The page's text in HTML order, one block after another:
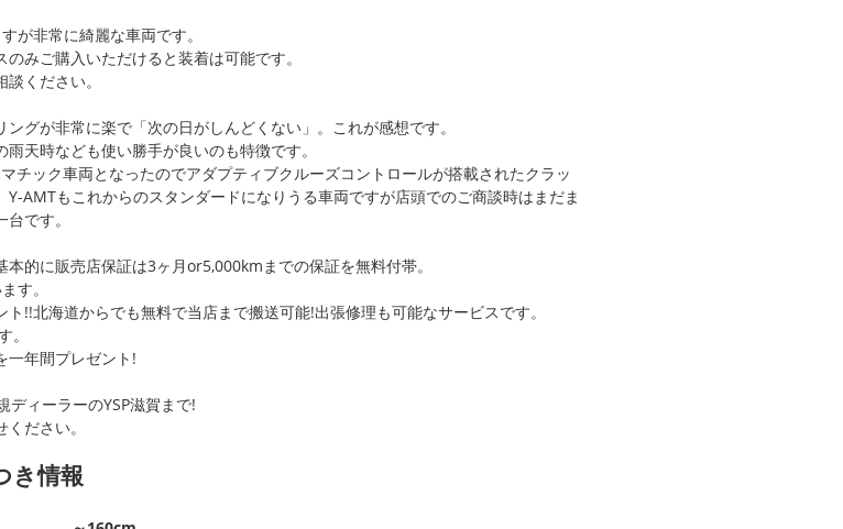
が非常に綺麗な車両です。
みご購入いただけると装着は可能です。
ください。
グが非常に楽で「次の日がしんどくない」。これが感想です。
天時なども使い勝手が良いのも特徴です。
チック車両となったのでアダプティブクルーズコントロールが搭載されたクラッ
AMTもこれからのスタンダードになりうる車両ですが店頭でのご商談時はまだま
です。
的に販売店保証は3ヶ月or5,000kmまでの保証を無料付帯。
す。
!!北海道からでも無料で当店まで搬送可能!出張修理も可能なサービスです。
。
一年間プレゼント!
ディーラーのYSP滋賀まで!
ださい。
き情報